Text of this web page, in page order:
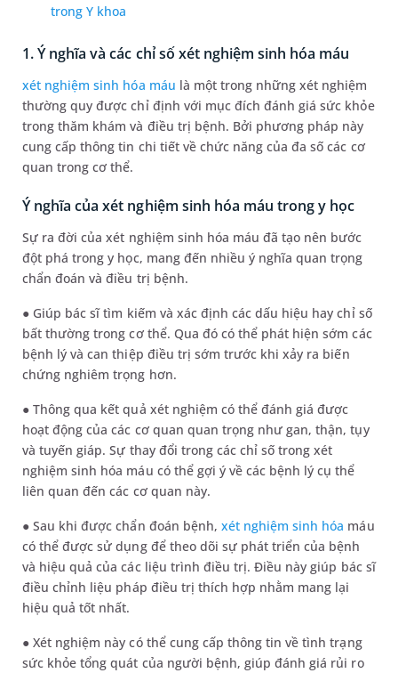
trong Y khoa
1. Ý nghĩa và các chỉ số xét nghiệm sinh hóa máu
xét nghiệm sinh hóa máu là một trong những xét nghiệm
thường quy được chỉ định với mục đích đánh giá sức khỏe
trong thăm khám và điều trị bệnh. Bởi phương pháp này
cung cấp thông tin chi tiết về chức năng của đa số các cơ
quan trong cơ thể.
Ý nghĩa của xét nghiệm sinh hóa máu trong y học
Sự ra đời của xét nghiệm sinh hóa máu đã tạo nên bước
đột phá trong y học, mang đến nhiều ý nghĩa quan trọng
chẩn đoán và điều trị bệnh.
● Giúp bác sĩ tìm kiếm và xác định các dấu hiệu hay chỉ số
bất thường trong cơ thể. Qua đó có thể phát hiện sớm các
bệnh lý và can thiệp điều trị sớm trước khi xảy ra biến
chứng nghiêm trọng hơn.
● Thông qua kết quả xét nghiệm có thể đánh giá được
hoạt động của các cơ quan quan trọng như gan, thận, tụy
và tuyến giáp. Sự thay đổi trong các chỉ số trong xét
nghiệm sinh hóa máu có thể gợi ý về các bệnh lý cụ thể
liên quan đến các cơ quan này.
● Sau khi được chẩn đoán bệnh, xét nghiệm sinh hóa máu
có thể được sử dụng để theo dõi sự phát triển của bệnh
và hiệu quả của các liệu trình điều trị. Điều này giúp bác sĩ
điều chỉnh liệu pháp điều trị thích hợp nhằm mang lại
hiệu quả tốt nhất.
● Xét nghiệm này có thể cung cấp thông tin về tình trạng
sức khỏe tổng quát của người bệnh, giúp đánh giá rủi ro